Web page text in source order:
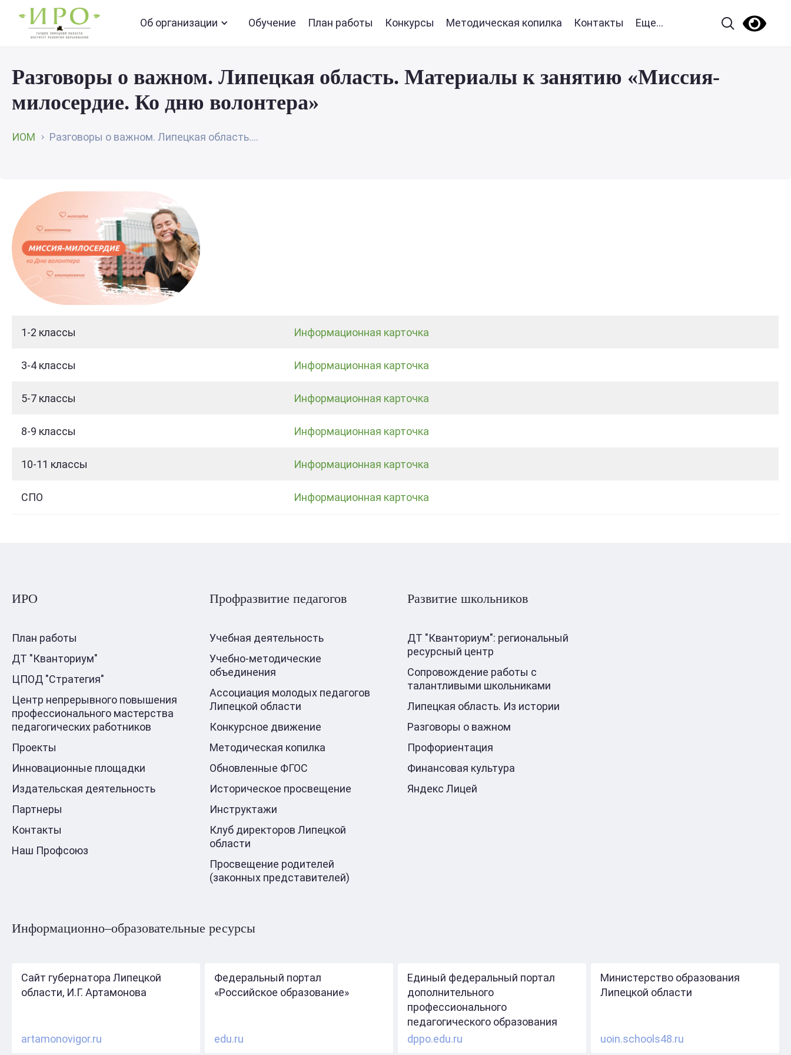
Об организации Обучение План работы Конкурсы Методическая копилка Контакты Еще...
Разговоры о важном. Липецкая область. Материалы к занятию «Миссия-
милосердие. Ко дню волонтера»
ИОМ Разговоры о важном. Липецкая область....
1-2 классы Информационная карточка
3-4 классы Информационная карточка
5-7 классы Информационная карточка
8-9 классы Информационная карточка
10-11 классы Информационная карточка
СПО Информационная карточка
ИРО
План работы
ДТ "Кванториум"
ЦПОД "Стратегия"
Центр непрерывного повышения
профессионального мастерства
педагогических работников
Проекты
Инновационные площадки
Издательская деятельность
Партнеры
Контакты
Наш Профсоюз
Профразвитие педагогов
Учебная деятельность
Учебно-методические
объединения
Ассоциация молодых педагогов
Липецкой области
Конкурсное движение
Методическая копилка
Обновленные ФГОС
Историческое просвещение
Инструктажи
Клуб директоров Липецкой
области
Просвещение родителей
(законных представителей)
Развитие школьников
ДТ "Кванториум": региональный
ресурсный центр
Сопровождение работы с
талантливыми школьниками
Липецкая область. Из истории
Разговоры о важном
Профориентация
Финансовая культура
Яндекс Лицей
Информационно–образовательные ресурсы
Сайт губернатора Липецкой
области, И.Г. Артамонова
artamonovigor.ru
Федеральный портал
«Российское образование»
edu.ru
Единый федеральный портал
дополнительного
профессионального
педагогического образования
dppo.edu.ru
Министерство образования
Липецкой области
uoin.schools48.ru